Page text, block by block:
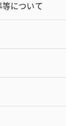
について